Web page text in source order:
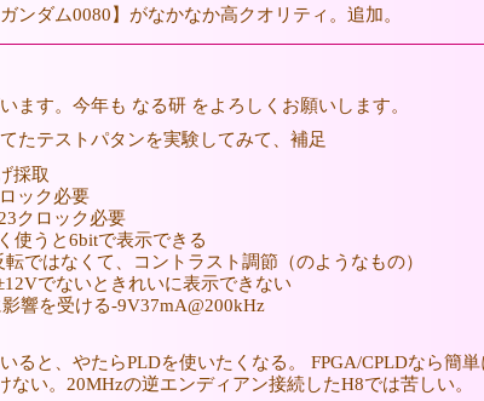
ンダム0080】がなかなか高クオリティ。追加。
ます。今年も なる研 をよろしくお願いします。
たテストパタンを実験してみて、補足
採取
ック必要
クロック必要
使うと6bitで表示できる
ではなくて、コントラスト調節（のようなもの）
でないときれいに表示できない
響を受ける-9V37mA@200kHz
ると、やたらPLDを使いたくなる。 FPGA/CPLDなら簡
い。20MHzの逆エンディアン接続したH8では苦しい。